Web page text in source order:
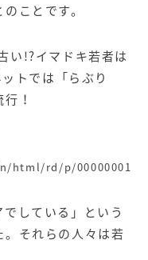
ことです。
い!?イマドキ若者は
トでは「らぶり
！
rd/p/
でしている」という
それらの人々は若